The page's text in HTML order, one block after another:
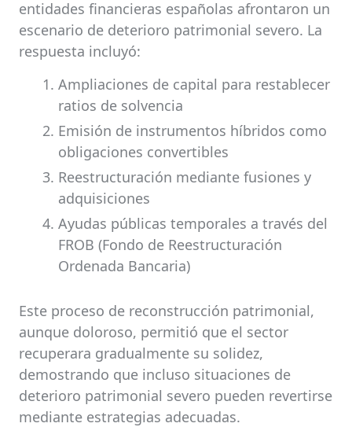
entidades financieras españolas afrontaron un
escenario de deterioro patrimonial severo. La
respuesta incluyó:
Ampliaciones de capital para restablecer
ratios de solvencia
Emisión de instrumentos híbridos como
obligaciones convertibles
Reestructuración mediante fusiones y
adquisiciones
Ayudas públicas temporales a través del
FROB (Fondo de Reestructuración
Ordenada Bancaria)
Este proceso de reconstrucción patrimonial,
aunque doloroso, permitió que el sector
recuperara gradualmente su solidez,
demostrando que incluso situaciones de
deterioro patrimonial severo pueden revertirse
mediante estrategias adecuadas.